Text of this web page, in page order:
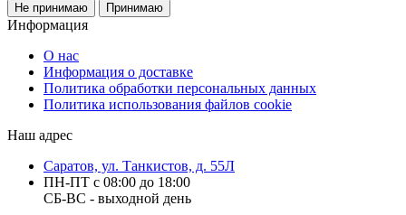
Не принимаю Принимаю
Информация
О нас
Информация о доставке
Политика обработки персональных данных
Политика использования файлов cookie
Наш адрес
Саратов, ул. Танкистов, д. 55Л
ПН-ПТ с 08:00 до 18:00
СБ-ВС - выходной день